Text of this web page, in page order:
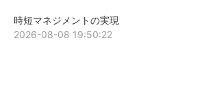
時短マネジメントの実現
2026-08-08 19:50:22